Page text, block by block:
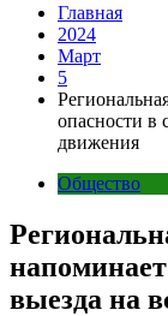
Главная
2024
Март
5
опасности в
движения
Общество
выезда на